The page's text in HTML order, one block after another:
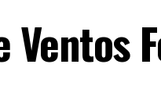
Ventos